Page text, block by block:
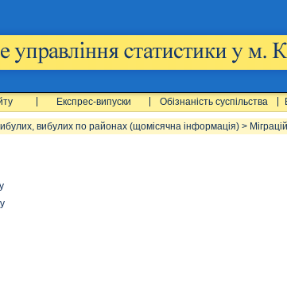
Експрес-випуски Обізнаність суспільства
вибулих по районах (щомісячна інформація) >